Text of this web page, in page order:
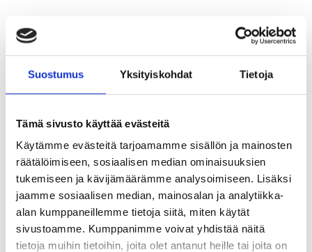
Suostumus Yksityiskohdat Tietoja
Tämä sivusto käyttää evästeitä
Käytämme evästeitä tarjoamamme sisällön ja mainosten
räätälöimiseen, sosiaalisen median ominaisuuksien
tukemiseen ja kävijämäärämme analysoimiseen. Lisäksi
jaamme sosiaalisen median, mainosalan ja analytiikka-
alan kumppaneillemme tietoja siitä, miten käytät
sivustoamme. Kumppanimme voivat yhdistää näitä
tietoja muihin tietoihin, joita olet antanut heille tai joita on
välittömästi tapaa edeltävä toiminta
kysymyksiin heti kun halu herää:
Missä olet?
Paljonko kello on?
Miltä tuntuu?